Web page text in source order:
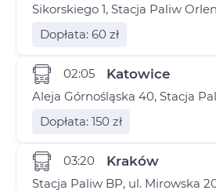
Sikorskiego 1, Stacja Paliw Orlen
Dopłata: 60 zł
02:05 Katowice
Aleja Górnośląska 40, Stacja
Dopłata: 150 zł
03:20 Kraków
Stacja Paliw BP, ul. Mirowska